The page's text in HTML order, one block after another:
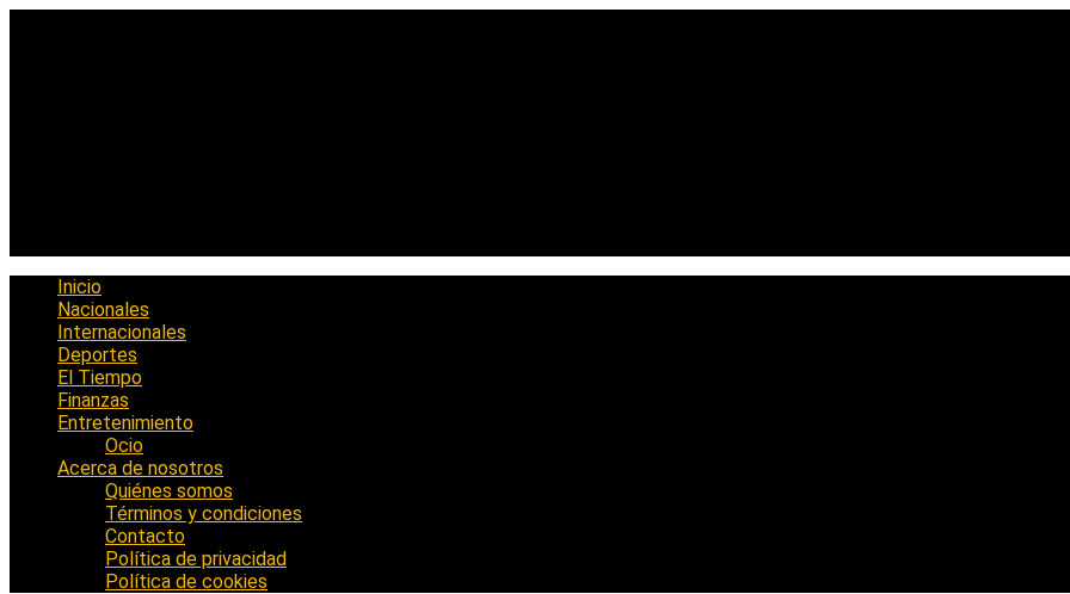
Inicio
Nacionales
Internacionales
Deportes
El Tiempo
Finanzas
Entretenimiento
Ocio
Acerca de nosotros
Quiénes somos
Términos y condiciones
Contacto
Política de privacidad
Política de cookies